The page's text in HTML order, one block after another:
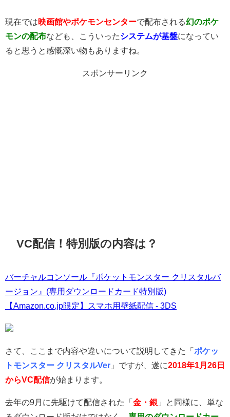
現在では映画館やポケモンセンターで配布される幻のポケ
モンの配布なども、こういったシステムが基盤になってい
ると思うと感慨深い物もありますね。
スポンサーリンク
VC配信！特別版の内容は？
バーチャルコンソール『ポケットモンスター クリスタルバ
ージョン』(専用ダウンロードカード特別版)
【Amazon.co.jp限定】スマホ用壁紙配信 - 3DS
さて、ここまで内容や違いについて説明してきた「 ポケッ
トモンスター クリスタルVer 」ですが、遂に2018年1月26日
からVC配信が始まります。
去年の9月に先駆けて配信された「 金・銀 」と同様に、単な